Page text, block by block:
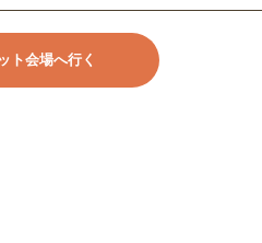
ト会場へ行く